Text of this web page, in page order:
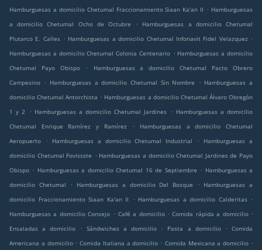
Hamburguesas a domicilio Chetumal Fraccionamiento Siaan Ka'an II . Hamburguesas
a domicilio Chetumal Ocho de Octubre
.
Hamburguesas a domicilio Chetumal
Plutarco E. Calles . Hamburguesas a domicilio Chetumal Infonavit Fidel Velazquez .
Hamburguesas a domicilio Chetumal Colonia Centenario . Hamburguesas a domicilio
Chetumal Payo Obispo
.
Hamburguesas a domicilio Chetumal Pacto Obrero
Campesino
. Hamburguesas a domicilio Chetumal Sin Nombre . Hamburguesas a
domicilio Chetumal Antorchista . Hamburguesas a domicilio Chetumal Álvaro Obregón
1 y 2
. Hamburguesas a domicilio Chetumal Jardines . Hamburguesas a domicilio
Chetumal Enrique Ramírez y Ramírez
.
Hamburguesas a domicilio Chetumal
Aeropuerto
. Hamburguesas a domicilio Chetumal Industrial .
Hamburguesas a
domicilio Chetumal Fovissste . Hamburguesas a domicilio Chetumal Jardines de Payo
Obispo . Hamburguesas a domicilio Chetumal 16 de Septiembre . Hamburguesas a
domicilio Chetumal
. Hamburguesas a domicilio Del Bosque . Hamburguesas a
domicilio Fraccionamiento Siaan Ka'an II
. Hamburguesas a domicilio Calderitas
.
Hamburguesas a domicilio Consejo . Café a domicilio . Comida rápida a domicilio .
Ensaladas a domicilio
. Sándwiches a domicilio . Pasta a domicilio . Comida
Americana a domicilio . Comida Italiana a domicilio . Comida Mexicana a domicilio .